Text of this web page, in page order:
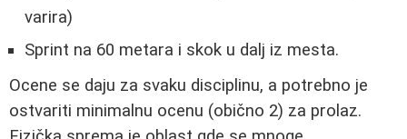
varira)
Sprint na 60 metara i skok u dalj iz mesta.
Ocene se daju za svaku disciplinu, a potrebno je
ostvariti minimalnu ocenu (obično 2) za prolaz.